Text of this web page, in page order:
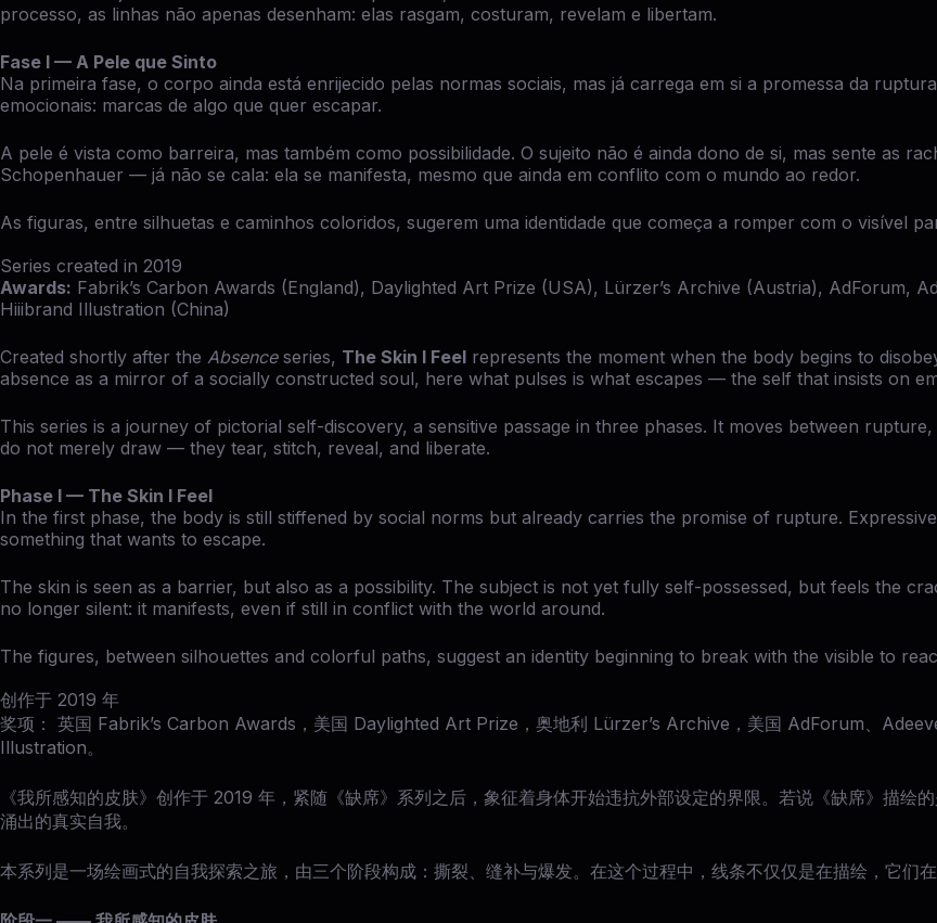
processo, as linhas não apenas desenham: elas rasgam, costuram, revelam e libertam.
Fase I — A Pele que Sinto
Na primeira fase, o corpo ainda está enrijecido pelas normas sociais, mas já carrega em si a promessa da
emocionais: marcas de algo que quer escapar.
A pele é vista como barreira, mas também como possibilidade. O sujeito não é ainda dono de si, mas sente as
Schopenhauer — já não se cala: ela se manifesta, mesmo que ainda em conflito com o mundo ao redor.
As figuras, entre silhuetas e caminhos coloridos, sugerem uma identidade que começa a romper com o visível
Series created in 2019
Awards: Fabrik’s Carbon Awards (England), Daylighted Art Prize (USA), Lürzer’s Archive (Austria), AdForum,
Hiiibrand Illustration (China)
Created shortly after the Absenceseries, The Skin I Feel represents the moment when the body begins to
absence as a mirror of a socially constructed soul, here what pulses is what escapes — the self that insists on
This series is a journey of pictorial self-discovery, a sensitive passage in three phases. It moves between
do not merely draw — they tear, stitch, reveal, and liberate.
Phase I — The Skin I Feel
In the first phase, the body is still stiffened by social norms but already carries the promise of rupture.
something that wants to escape.
The skin is seen as a barrier, but also as a possibility. The subject is not yet fully self-possessed, but feels the
no longer silent: it manifests, even if still in conflict with the world around.
The figures, between silhouettes and colorful paths, suggest an identity beginning to break with the visible to
创作于 2019 年
奖项： 英国 Fabrik’s Carbon Awards，美国 Daylighted Art Prize，奥地利 Lürzer’s Archive，美国 AdForum、
Illustration。
《我所感知的皮肤》创作于 2019 年，紧随《缺席》系列之后，象征着身体开始违抗外部设定的界限。若说《缺席》描
涌出的真实自我。
本系列是一场绘画式的自我探索之旅，由三个阶段构成：撕裂、缝补与爆发。在这个过程中，线条不仅仅是在描绘，它们在